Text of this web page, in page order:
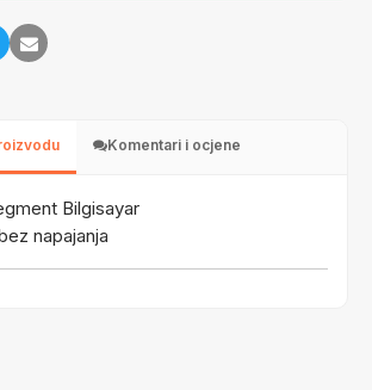
Komentari i ocjene
Bilgisayar
napajanja